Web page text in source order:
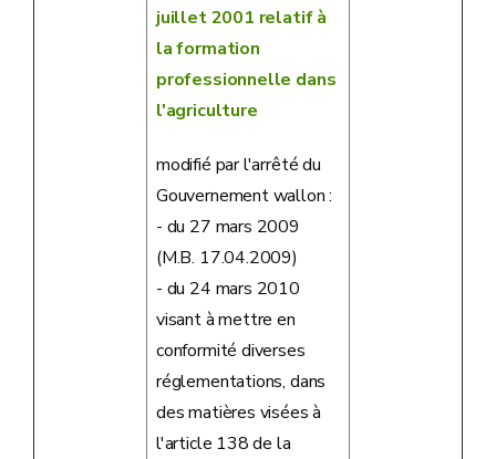
juillet 2001 relatif à
la formation
professionnelle dans
l'agriculture
modifié par l'arrêté du
Gouvernement wallon :
- du 27 mars 2009
(M.B. 17.04.2009)
- du 24 mars 2010
visant à mettre en
conformité diverses
réglementations, dans
des matières visées à
l'article 138 de la